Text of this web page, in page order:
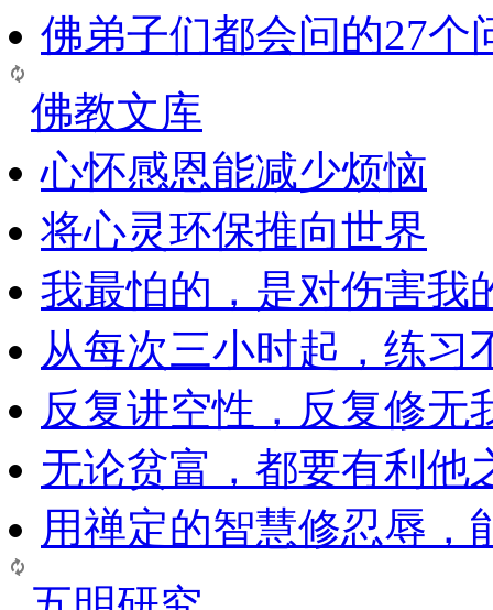
佛弟子们都会问的27个
佛教文库
心怀感恩能减少烦恼
将心灵环保推向世界
我最怕的，是对伤害我
从每次三小时起，练习
反复讲空性，反复修无
无论贫富，都要有利他
用禅定的智慧修忍辱，